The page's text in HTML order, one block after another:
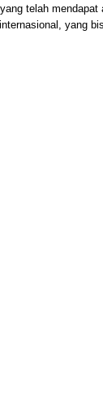
telah
yang